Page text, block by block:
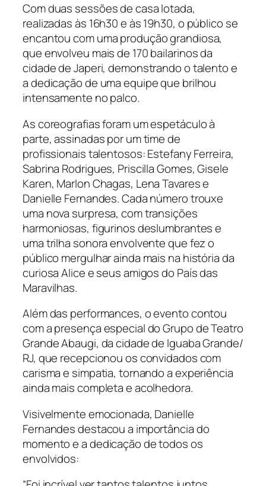
Com duas sessões de casa lotada,
realizadas às 16h30 e às 19h30, o público se
encantou com uma produção grandiosa,
que envolveu mais de 170 bailarinos da
cidade de Japeri, demonstrando o talento e
a dedicação de uma equipe que brilhou
intensamente no palco.
As coreografias foram um espetáculo à
parte, assinadas por um time de
profissionais talentosos: Estefany Ferreira,
Sabrina Rodrigues, Priscilla Gomes, Gisele
Karen, Marlon Chagas, Lena Tavares e
Danielle Fernandes. Cada número trouxe
uma nova surpresa, com transições
harmoniosas, figurinos deslumbrantes e
uma trilha sonora envolvente que fez o
público mergulhar ainda mais na história da
curiosa Alice e seus amigos do País das
Maravilhas.
Além das performances, o evento contou
com a presença especial do Grupo de Teatro
Grande Abaugi, da cidade de Iguaba Grande/
RJ, que recepcionou os convidados com
carisma e simpatia, tornando a experiência
ainda mais completa e acolhedora.
Visivelmente emocionada, Danielle
Fernandes destacou a importância do
momento e a dedicação de todos os
envolvidos: